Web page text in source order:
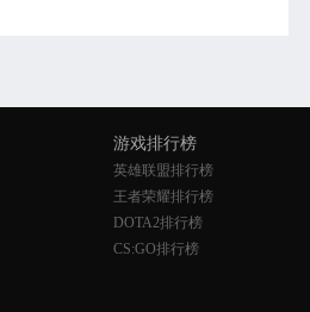
游戏排行榜
英雄联盟排行榜
王者荣耀排行榜
DOTA2排行榜
CS:GO排行榜